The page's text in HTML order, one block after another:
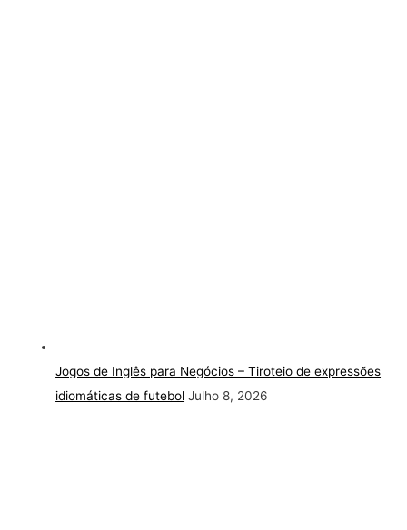
Jogos de Inglês para Negócios – Tiroteio de expressões
idiomáticas de futebol Julho 8, 2026